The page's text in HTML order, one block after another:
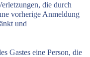
die durch
vorherige Anmeldung
und
Gastes eine Person, die